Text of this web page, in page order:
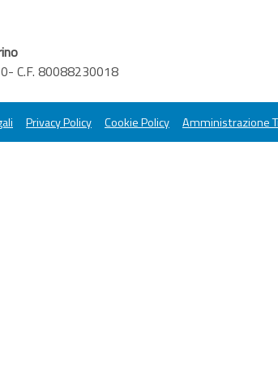
C.F. 80088230018
Privacy Policy Cookie Policy Amministrazione